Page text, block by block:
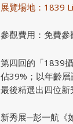
展覽場地：1839
參觀費用：免費參
第四回的「1839
佔39%；以年齡
最後精選出四位新
新秀展─彭一航《